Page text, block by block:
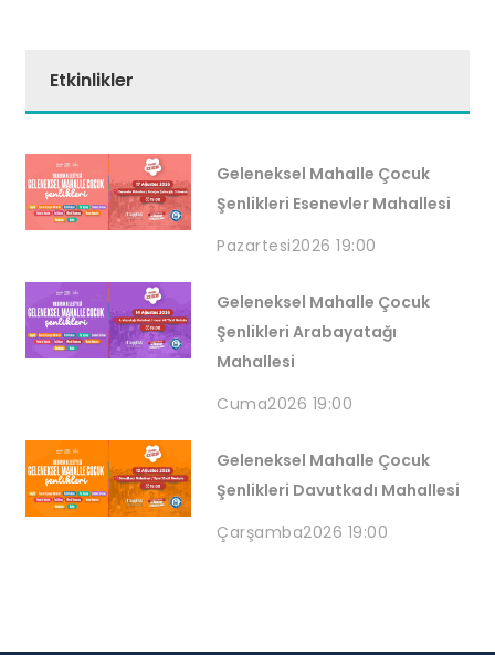
Etkinlikler
Geleneksel Mahalle Çocuk
Şenlikleri Esenevler Mahallesi
Pazartesi2026 19:00
Geleneksel Mahalle Çocuk
Şenlikleri Arabayatağı
Mahallesi
Cuma2026 19:00
Geleneksel Mahalle Çocuk
Şenlikleri Davutkadı Mahallesi
Çarşamba2026 19:00